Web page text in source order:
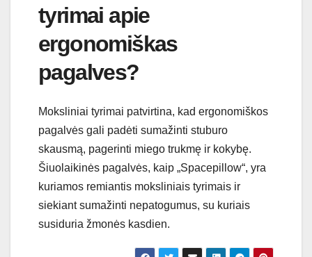
tyrimai apie
ergonomiškas
pagalves?
Moksliniai tyrimai patvirtina, kad ergonomiškos
pagalvės gali padėti sumažinti stuburo
skausmą, pagerinti miego trukmę ir kokybę.
Šiuolaikinės pagalvės, kaip „Spacepillow“, yra
kuriamos remiantis moksliniais tyrimais ir
siekiant sumažinti nepatogumus, su kuriais
susiduria žmonės kasdien.